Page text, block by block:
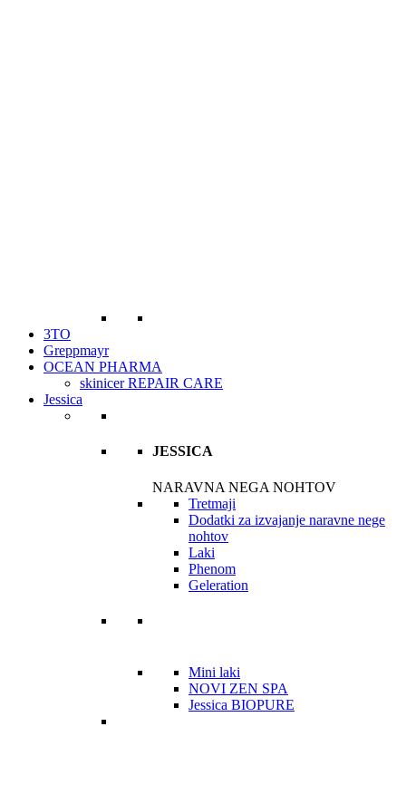
3TO
Greppmayr
OCEAN PHARMA
skinicer REPAIR CARE
Jessica
JESSICA
NARAVNA NEGA NOHTOV
Tretmaji
Dodatki za izvajanje naravne nege
nohtov
Laki
Phenom
Geleration
Mini laki
NOVI ZEN SPA
Jessica BIOPURE